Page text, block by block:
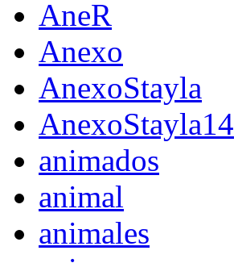
AneR
Anexo
AnexoStayla
AnexoStayla14
animados
animal
animales